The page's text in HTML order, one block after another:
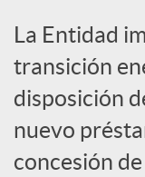
c
i
a
La Entidad
transición
disposición
nuevo
concesión